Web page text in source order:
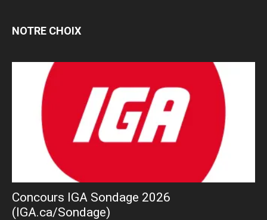
NOTRE CHOIX
Concours IGA Sondage 2026
(IGA.ca/Sondage)